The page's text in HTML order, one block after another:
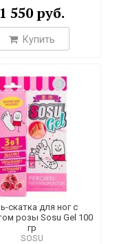
1 550 руб.
Купить
скатка для ног с
розы Sosu Gel 100
гр
SOSU